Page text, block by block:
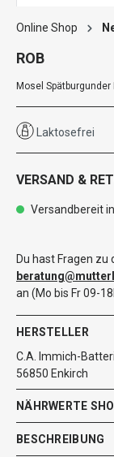
Online Shop
ROB
Mosel
Laktosefrei
VERSAND &
Versandbereit
Du hast Fragen zu
an (Mo bis Fr 09-
HERSTELLER
C.A. Immich-
56850 Enkirch
NÄHRWERTE
BESCHREIBUNG